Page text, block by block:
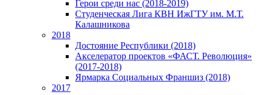
Герои среди нас (2018-2019)
Студенческая Лига КВН ИжГТУ им. М.Т.
Калашникова
2018
Достояние Республики (2018)
Акселератор проектов «ФАСТ. Революция»
(2017-2018)
Ярмарка Социальных Франшиз (2018)
2017